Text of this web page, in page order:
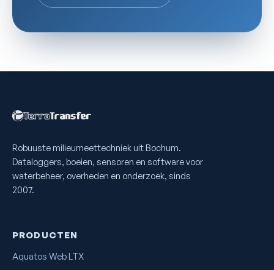
Robuuste milieumeettechniek uit Bochum.
Dataloggers, boeien, sensoren en software voor
waterbeheer, overheden en onderzoek, sinds
2007.
PRODUCTEN
Aquatos Web LTX